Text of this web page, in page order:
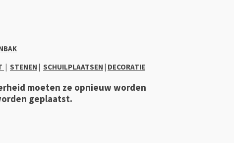
| STENEN | SCHUILPLAATSEN | DECORATIE
moeten ze opnieuw worden
geplaatst.